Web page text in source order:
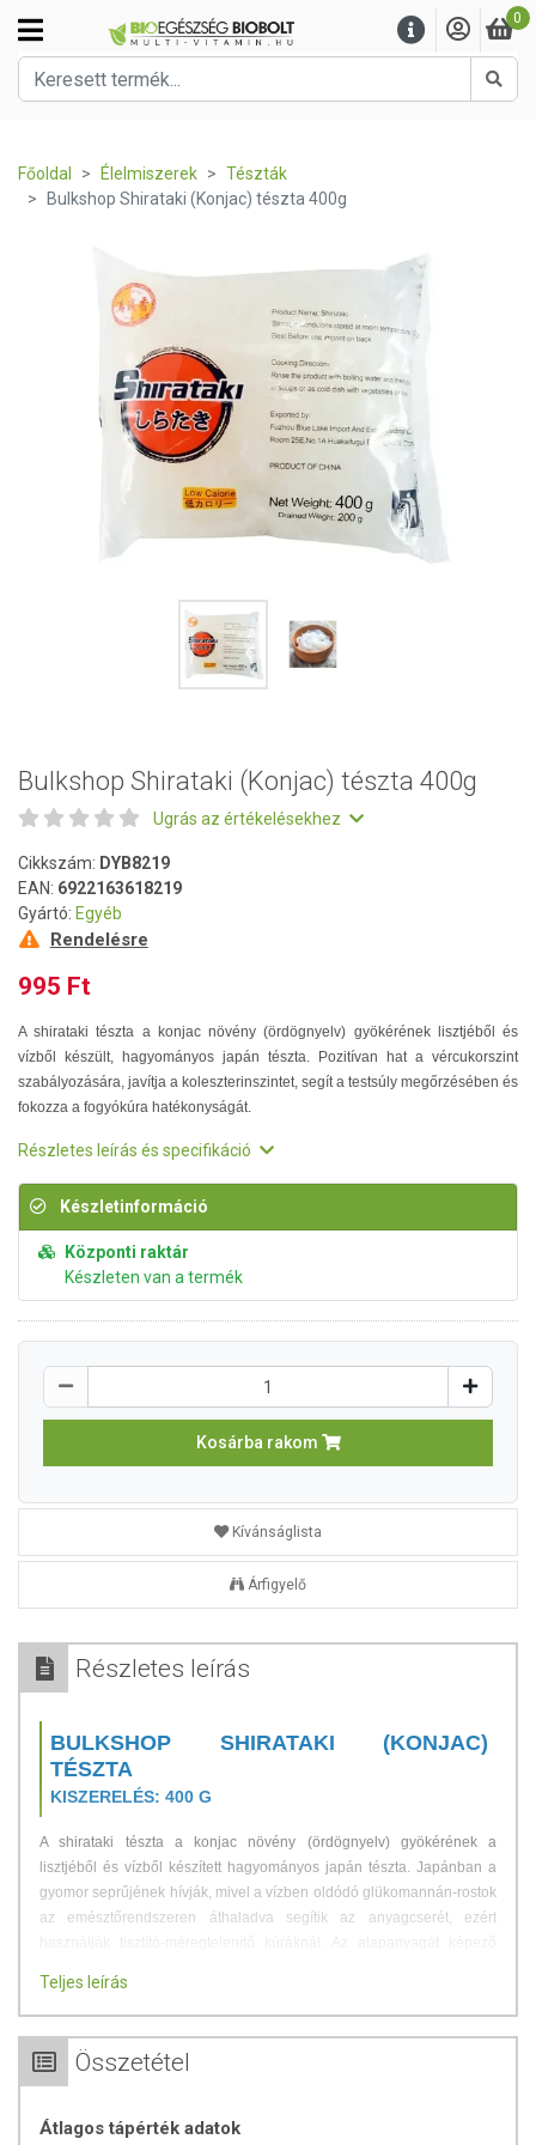
0
Főoldal Élelmiszerek
Tészták
Bulkshop Shirataki (Konjac) tészta 400g
Bulkshop Shirataki (Konjac) tészta 400g
Ugrás az értékelésekhez
Cikkszám: DYB8219
EAN: 6922163618219
Gyártó: Egyéb
Rendelésre
995 Ft
A shirataki tészta a konjac növény (ördögnyelv) gyökérének lisztjéből és
vízből készült, hagyományos japán tészta. Pozitívan hat a vércukorszint
szabályozására, javítja a koleszterinszintet, segít a testsúly megőrzésében és
fokozza a fogyókúra hatékonyságát.
Részletes leírás és specifikáció
Készletinformáció
Központi raktár
Készleten van a termék
Kosárba rakom
Kívánságlista
Árfigyelő
Részletes leírás
BULKSHOP SHIRATAKI (KONJAC)
TÉSZTA
KISZERELÉS: 400 G
A shirataki tészta a konjac növény (ördögnyelv) gyökérének a
lisztjéből és vízből készített hagyományos japán tészta. Japánban a
gyomor seprűjének hívják, mivel a vízben oldódó glükomannán-rostok
az emésztőrendszeren áthaladva segítik az anyagcserét, ezért
koleszterinszintet, segít a testsúly megőrzésében és a fogyásban is.
Sajátos tulajdonsága, hogy súlya háromszázszorosának megfelelő
vizet képes megkötni.
Bővebben a shiratakiban rejlő glükomannánról
A glükomannán nem más, mint az ördögnyelv (konjac) növény vízben
Teljes leírás
Összetétel
Átlagos tápérték adatok